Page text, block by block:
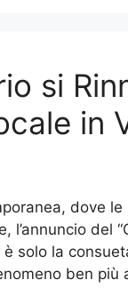
si
in
dove
l’annuncio del
solo la
ben più